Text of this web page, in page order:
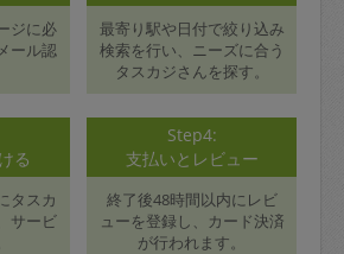
ジに必
ール認
最寄り駅や日付で絞り込み
検索を行い、ニーズに合う
タスカジさんを探す。
る
タスカ
サービ
Step4:
支払いとレビュー
終了後48時間以内にレビ
ューを登録し、カード決済
が行われます。